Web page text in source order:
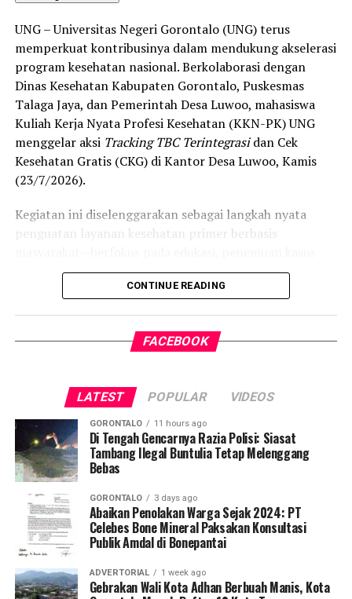
tertinggi di kawasan SulutGo sebagaimana dipaparkan
dalam Rakorwil TPAKD,” ungkap Wawali Indra Gobel
usai kegiatan.
Indra menambahkan, skor IKAD ini membuktikan bahwa
tingkat keterjangkauan, pemanfaatan, serta inklusivitas
layanan keuangan bagi masyarakat di Kota Gorontalo
berada di posisi terdepan.
menjadi indikator kuat atas keberhasilan pemerintah
daerah dalam mendorong masyarakat agar makin
fasilitas jasa keuangan yang berkelanjutan.
UNG – Universitas Negeri Gorontalo (UNG) terus
memperkuat kontribusinya dalam mendukung akselerasi
program kesehatan nasional. Berkolaborasi dengan
Dinas Kesehatan Kabupaten Gorontalo, Puskesmas
Talaga Jaya, dan Pemerintah Desa Luwoo, mahasiswa
Kuliah Kerja Nyata Profesi Kesehatan (KKN-PK) UNG
menggelar aksi Tracking TBC Terintegrasidan Cek
Kesehatan Gratis (CKG) di Kantor Desa Luwoo, Kamis
(23/7/2026).
Kegiatan ini diselenggarakan sebagai langkah nyata
penguatan layanan kesehatan primer berbasis
case finding), deteksi dini, serta pemutusan rantai
penularan tuberkulosis (TBC) yang masih menjadi salah
Pelaksanaan program ini didampingi secara langsung
M.Kes., dr. Siti Rakhmatia P. Th. Kum, M.Biomed., Ns. Nur
Ayun R. Yusuf, S.Kep., M.Kep., dan Ns. Sartika, S.Kep.,
M.Kep. Pendampingan akademis ini memastikan seluruh
alur intervensi medis dan edukasi berjalan sesuai standar
prosedur operasional.
Koordinator Desa KKN-PK UNG Desa Luwoo, Taufik
Mohamad Nur, menyampaikan bahwa selain mengawal
teknis pelayanan medis, mahasiswa bertindak sebagai
edukator kesehatan masyarakat.
CONTINUE READING
FACEBOOK
LATEST POPULAR VIDEOS
GORONTALO 11 hours ago
Di Tengah Gencarnya Razia Polisi: Siasat
Tambang Ilegal Buntulia Tetap Melenggang
Bebas
GORONTALO 3 days ago
Abaikan Penolakan Warga Sejak 2024: PT
Celebes Bone Mineral Paksakan Konsultasi
Publik Amdal di Bonepantai
ADVERTORIAL 1 week ago
Gebrakan Wali Kota Adhan Berbuah Manis, Kota